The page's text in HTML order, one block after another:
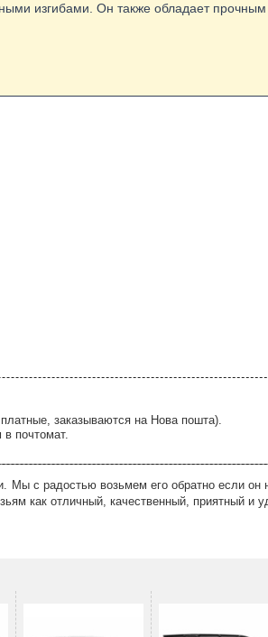
изгибами. Он также обладает прочным
заказываются на Нова пошта).
почтомат.
с радостью возьмем его обратно если он
как отличный, качественный, приятный и